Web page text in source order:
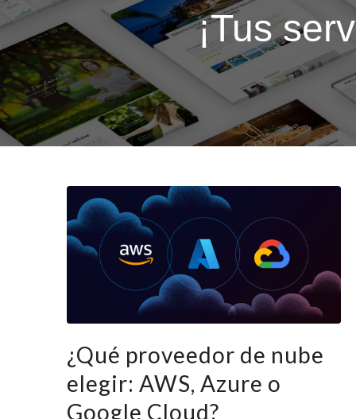
¡Tus
¿Qué proveedor de nube
elegir: AWS, Azure o
Google Cloud?